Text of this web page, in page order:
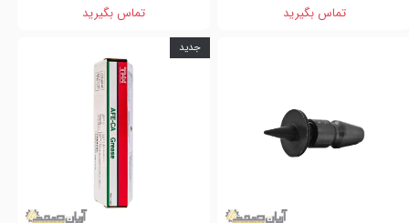
تماس بگیرید تماس بگیرید
جدید